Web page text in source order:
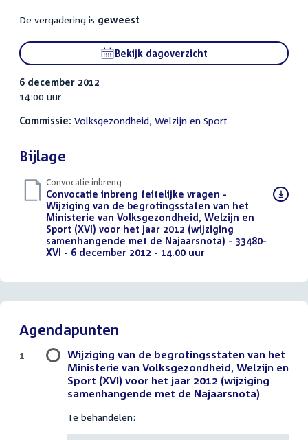
De vergadering is geweest
Bekijk dagoverzicht
6 december 2012
14:00 uur
Commissie: Volksgezondheid, Welzijn en Sport
Bijlage
Convocatie inbreng
Download
bestand:
Convocatie inbreng feitelijke vragen -
Wijziging van de begrotingsstaten van het
Ministerie van Volksgezondheid, Welzijn en
Sport (XVI) voor het jaar 2012 (wijziging
samenhangende met de Najaarsnota) - 33480-
XVI - 6 december 2012 - 14.00 uur(PDF)
Agendapunten
Wijziging van de begrotingsstaten van het
Ministerie van Volksgezondheid, Welzijn en
Sport (XVI) voor het jaar 2012 (wijziging
samenhangende met de Najaarsnota)
Te behandelen:
1